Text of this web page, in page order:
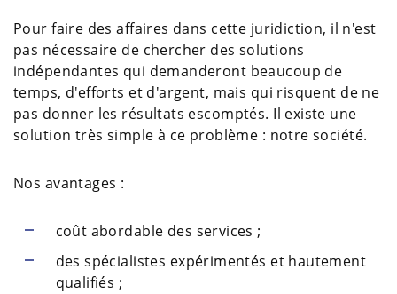
Pour faire des affaires dans cette juridiction, il n'est
pas nécessaire de chercher des solutions
indépendantes qui demanderont beaucoup de
temps, d'efforts et d'argent, mais qui risquent de ne
pas donner les résultats escomptés. Il existe une
solution très simple à ce problème : notre société.
Nos avantages :
coût abordable des services ;
des spécialistes expérimentés et hautement
qualifiés ;